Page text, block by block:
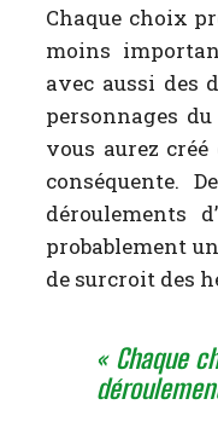
Chaque choix
moins
avec aussi des
personnages
vous aurez
conséquente.
déroulements
probablement
de surcroit des
« Chaque